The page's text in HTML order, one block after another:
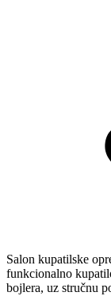
Salon kupatilske
funkcionalno
bojlera, uz stručnu